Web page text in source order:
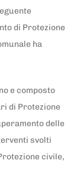
di Protezione
ha
e composto
di Protezione
delle
svolti
civile,